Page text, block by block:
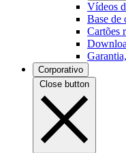
Vídeos
Base de
Cartões
Corporativo
Close button